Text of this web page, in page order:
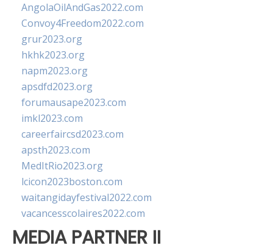
AngolaOilAndGas2022.com
Convoy4Freedom2022.com
grur2023.org
hkhk2023.org
napm2023.org
apsdfd2023.org
forumausape2023.com
imkl2023.com
careerfaircsd2023.com
apsth2023.com
MedItRio2023.org
lcicon2023boston.com
waitangidayfestival2022.com
vacancesscolaires2022.com
MEDIA PARTNER II